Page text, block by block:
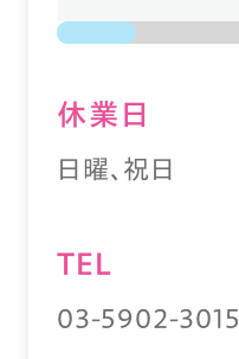
休業⽇
日曜、祝日
TEL
03-5902-3015